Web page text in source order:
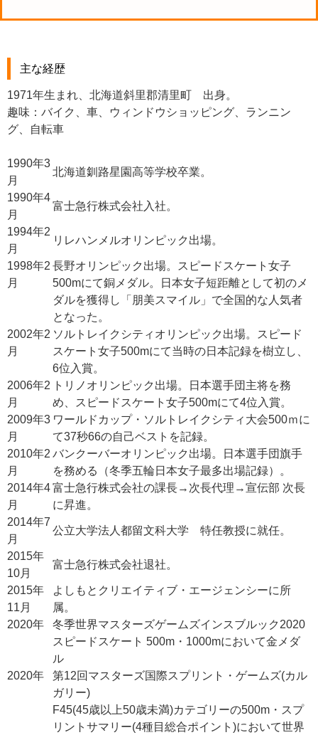
主な経歴
1971年生まれ、北海道斜里郡清里町 出身。
趣味：バイク、車、ウィンドウショッピング、ランニン
グ、自転車
1990年3
月
北海道釧路星園高等学校卒業。
1990年4
月
富士急行株式会社入社。
1994年2
月
リレハンメルオリンピック出場。
1998年2
月
長野オリンピック出場。スピードスケート女子
500mにて銅メダル。日本女子短距離として初のメ
ダルを獲得し「朋美スマイル」で全国的な人気者
となった。
2002年2
月
ソルトレイクシティオリンピック出場。スピード
スケート女子500mにて当時の日本記録を樹立し、
6位入賞。
2006年2
月
トリノオリンピック出場。日本選手団主将を務
め、スピードスケート女子500mにて4位入賞。
2009年3
月
ワールドカップ・ソルトレイクシティ大会500ｍに
て37秒66の自己ベストを記録。
2010年2
月
バンクーバーオリンピック出場。日本選手団旗手
を務める（冬季五輪日本女子最多出場記録）。
2014年4
月
富士急行株式会社の課長→次長代理→宣伝部 次長
に昇進。
2014年7
月
公立大学法人都留文科大学 特任教授に就任。
2015年
10月
富士急行株式会社退社。
2015年
11月
よしもとクリエイティブ・エージェンシーに所
属。
2020年
冬季世界マスターズゲームズインスブルック2020
スピードスケート 500m・1000mにおいて金メダ
ル
2020年
第12回マスターズ国際スプリント・ゲームズ(カル
ガリー)
F45(45歳以上50歳未満)カテゴリーの500m・スプ
リントサマリー(4種目総合ポイント)において世界